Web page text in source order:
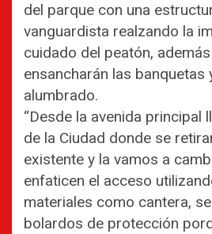
del parque con una
vanguardista realzando la
cuidado del peatón,
ensancharán las banquetas
alumbrado.
“Desde la avenida principal
de la Ciudad donde se
existente y la vamos a
enfaticen el acceso
materiales como cantera,
bolardos de protección